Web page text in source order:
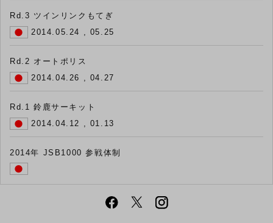
Rd.3 ツインリンクもてぎ
2014.05.24 , 05.25
Rd.2 オートポリス
2014.04.26 , 04.27
Rd.1 鈴鹿サーキット
2014.04.12 , 01.13
2014年 JSB1000 参戦体制